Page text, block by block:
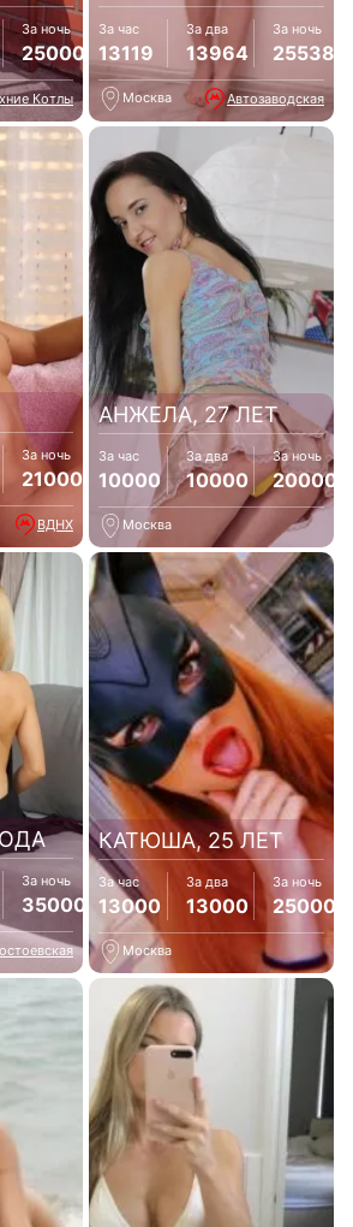
За ночь
25000
Котлы
За час
13119
За два
13964
За ночь
25538
Москва Автозаводская
За ночь
21000
ВДНХ
АНЖЕЛА, 27 ЛЕТ
За час
10000
За два
10000
За ночь
20000
Москва
За ночь
35000
КАТЮША, 25 ЛЕТ
За час
13000
За два
13000
За ночь
25000
Москва